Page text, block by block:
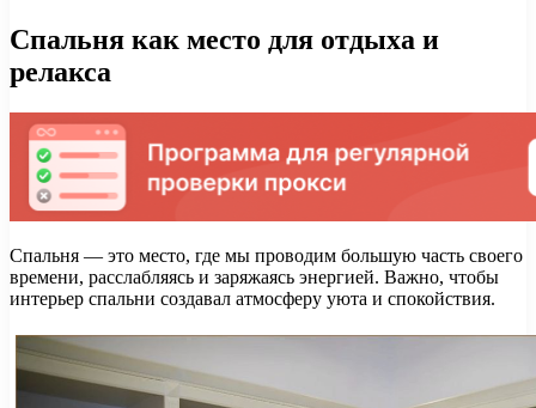
Спальня как место для отдыха и
релакса
Спальня — это место, где мы проводим большую часть своего
времени, расслабляясь и заряжаясь энергией. Важно, чтобы
интерьер спальни создавал атмосферу уюта и спокойствия.